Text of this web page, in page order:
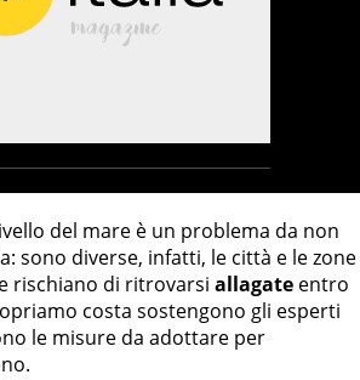
del mare è un problema da non
sono diverse, infatti, le città e le zone
rischiano di ritrovarsi allagate entro
costa sostengono gli esperti
le misure da adottare per